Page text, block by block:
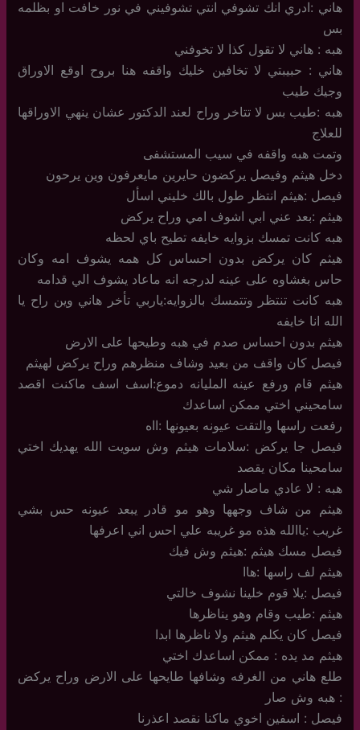
هاني :ادري انك تشوفي انتي تشوفيني في نور خافت او بظلمه
بس
هبه : هاني لا تقول كذا لا تخوفني
هاني : حبيبتي لا تخافين خليك واقفه هنا بروح اوقع الاوراق
وجيك طيب
هبه :طيب بس لا تتاخر وراح لعند الدكتور عشان ينهي الاوراقها
للعلاج
وتمت هبه واقفه في سيب المستشفى
دخل هيثم وفيصل يركضون حايرين مايعرفون وين يرحون
فيصل :هيثم انتظر طول بالك خليني اسأل
هيثم :بعد عني ابي اشوف امي وراح يركض
هبه كانت تمسك بزوايه خايفه تطيح باي لحظه
هيثم كان يركض بدون احساس كل همه يشوف امه وكان
حاس بغشاوه على عينه لدرجه انه ماعاد يشوف الي قدامه
هبه كانت تنتظر وتتمسك بالزوايه:ياربي تأخر هاني وين راح يا
الله انا خايفه
هيثم بدون احساس صدم في هبه وطيحها على الارض
فيصل كان واقف من بعيد وشاف منظرهم وراح يركض لهيثم
هيثم قام ورفع عينه المليانه دموع:اسف اسف ماكنت اقصد
سامحيني اختي ممكن اساعدك
رفعت راسها والتقت عيونه بعيونها :ااه
فيصل جا يركض :سلامات هيثم وش سويت الله يهديك اختي
سامحينا مكان يقصد
هبه : لا عادي ماصار شي
هيثم من شاف وجهها وهو مو قادر يبعد عيونه حس بشي
غريب :ياالله هذه مو غريبه علي احس اني اعرفها
فيصل مسك هيثم :هيثم وش فيك
هيثم لف راسها :هاا
فيصل :يلا قوم خلينا نشوف خالتي
هيثم :طيب وقام وهو يناظرها
فيصل كان يكلم هيثم ولا ناظرها ابدا
هيثم مد يده : ممكن اساعدك اختي
طلع هاني من الغرفه وشافها طايحها على الارض وراح يركض
: هبه وش صار
فيصل : اسفين اخوي ماكنا نقصد اعذرنا